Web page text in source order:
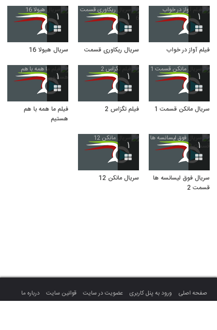
۱
فیلم آواز در خواب
۱
سریال ریکاوری قسمت 6
۱
سریال هیولا 16
۱
سریال مانکن قسمت 1
۱
فیلم تگزاس 2
۱
فیلم ما همه با هم
هستیم
۱
سریال فوق لیسانسه ها
قسمت 2
۱
سریال مانکن 12
صفحه اصلی ورود به پنل کاربری عضویت در سایت قوانین سایت
درباره ما